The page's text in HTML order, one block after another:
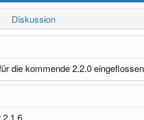
Diskussion
die kommende 2.2.0